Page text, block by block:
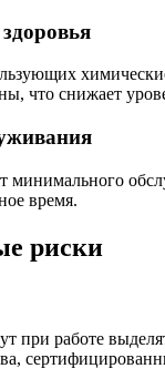
что снижает
минимального
время.
риски
при работе